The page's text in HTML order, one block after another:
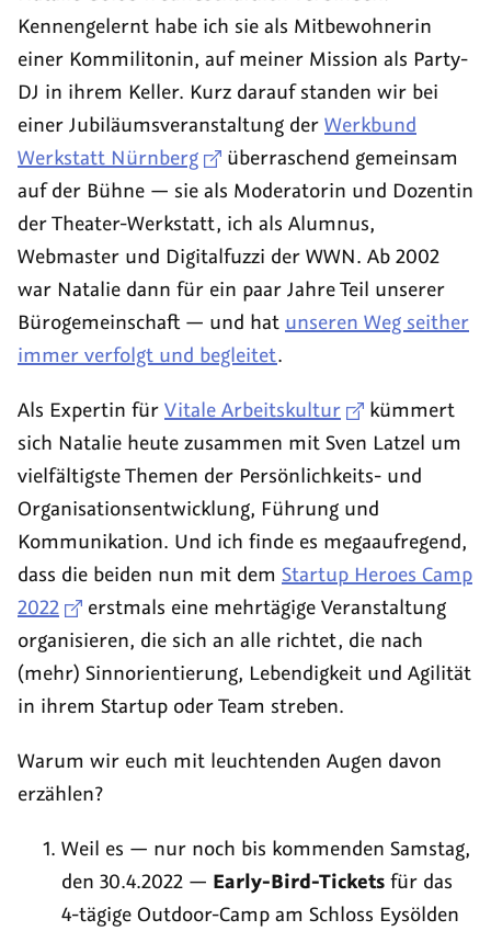
Studierende
suchen
Web-
Projekte
Kennengelernt habe ich sie als Mitbewohnerin
einer Kommilitonin, auf meiner Mission als Party-
DJ in ihrem Keller. Kurz darauf standen wir bei
einer Jubiläumsveranstaltung der Werkbund
Werkstatt Nürnberg
überraschend gemeinsam
auf der Bühne — sie als Moderatorin und Dozentin
der Theater-Werkstatt, ich als Alumnus,
Webmaster und Digitalfuzzi der WWN. Ab 2002
war Natalie dann für ein paar Jahre Teil unserer
Bürogemeinschaft — und hat unseren Weg seither
immer verfolgt und begleitet.
Als Expertin für Vitale Arbeitskultur
kümmert
sich Natalie heute zusammen mit Sven Latzel um
vielfältigste Themen der Persönlichkeits- und
Organisationsentwicklung, Führung und
Kommunikation. Und ich finde es megaaufregend,
dass die beiden nun mit dem Startup Heroes Camp
2022
erstmals eine mehrtägige Veranstaltung
organisieren, die sich an alle richtet, die nach
(mehr) Sinnorientierung, Lebendigkeit und Agilität
in ihrem Startup oder Team streben.
Warum wir euch mit leuchtenden Augen davon
erzählen?
Weil es — nur noch bis kommenden Samstag,
den 30.4.2022 — Early-Bird-Tickets für das
4-tägige Outdoor-Camp am Schloss Eysölden